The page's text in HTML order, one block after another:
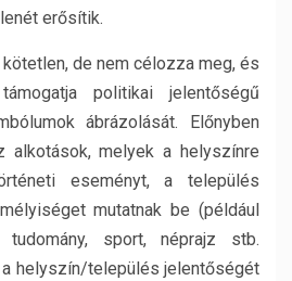
erősítik.
de nem célozza meg, és
politikai jelentőségű
ábrázolását. Előnyben
alkotások, melyek a helyszínre
eseményt, a település
mutatnak be (például
sport, néprajz stb.
helyszín/település jelentőségét